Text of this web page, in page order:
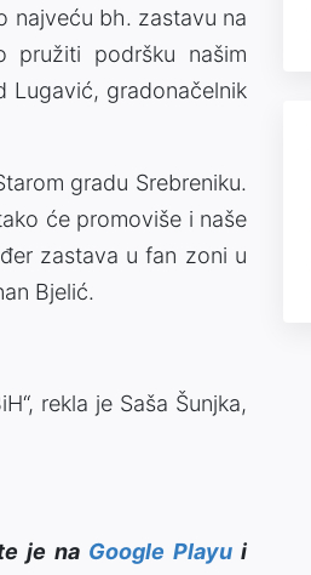
najveću bh. zastavu na
pružiti podršku našim
Lugavić, gradonačelnik
gradu Srebreniku.
će promoviše i naše
zastava u fan zoni u
Bjelić.
rekla je Saša Šunjka,
je na Google Playui